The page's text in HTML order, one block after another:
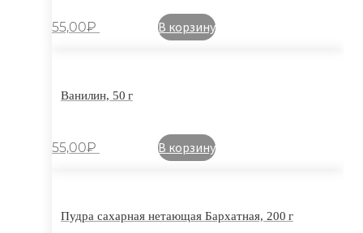
55,00₽ В корзину
Ванилин, 50 г
55,00₽ В корзину
Пудра сахарная нетающая Бархатная, 200 г